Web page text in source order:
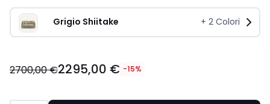
Grigio Shiitake + 2 Colori
2700,00 €2295,00 € -15%